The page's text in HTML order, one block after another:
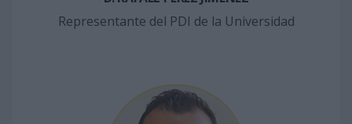
Representante del PDI de la Universidad